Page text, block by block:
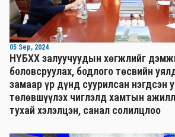
05 Sep, 2024
НҮБХХ залуучуудын хөгжлийг
боловсруулах, бодлого төсвийн
замаар үр дүнд суурилсан нэгдсэн
төлөвшүүлэх чиглэлд хамтын
тухай хэлэлцэн, санал солилцлоо